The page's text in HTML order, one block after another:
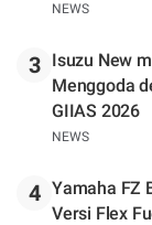
NEWS
3
Isuzu New
Menggoda
GIIAS 2026
NEWS
4 Yamaha FZ
Versi Flex